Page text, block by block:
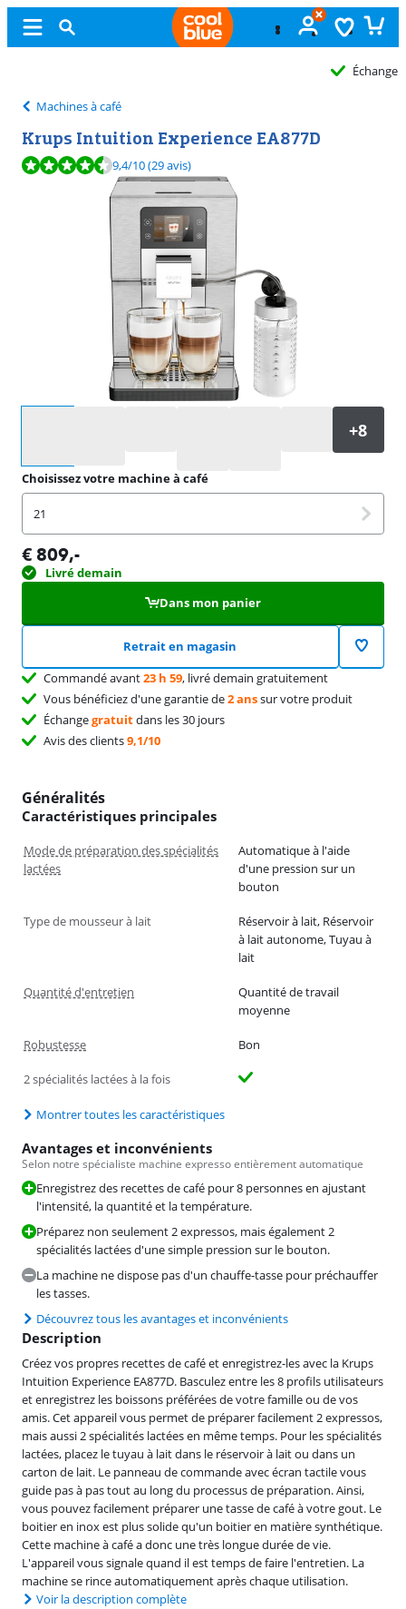
Machines à café
Krups Intuition Experience EA877D
La note est de 9,4 sur 10, basée sur 29 avis.
9,4/10(29 avis)
Choisissez votre machine à café
21
€ 809,-
Livré demain
Dans mon panier
Retrait en magasin
Commandé avant23 h 59, livré demain gratuitement
Vous bénéficiez d'une garantie de2 anssur votre produit
Échangegratuitdans les 30 jours
Avis des clients9,1/10
Généralités
Caractéristiques principales
Mode de préparation des spécialités
lactées
Automatique à l'aide
d'une pression sur un
bouton
Type de mousseur à lait
Réservoir à lait, Réservoir
à lait autonome, Tuyau à
lait
Quantité d'entretien
Quantité de travail
moyenne
Robustesse Bon
2 spécialités lactées à la fois
Montrer toutes les caractéristiques
Avantages et inconvénients
Selon notre spécialiste machine expresso entièrement automatique
Enregistrez des recettes de café pour 8 personnes en ajustant
l'intensité, la quantité et la température.
Préparez non seulement 2 expressos, mais également 2
spécialités lactées d'une simple pression sur le bouton.
La machine ne dispose pas d'un chauffe-tasse pour préchauffer
les tasses.
Découvrez tous les avantages et inconvénients
Description
Créez vos propres recettes de café et enregistrez-les avec la Krups
Intuition Experience EA877D. Basculez entre les 8 profils utilisateurs
et enregistrez les boissons préférées de votre famille ou de vos
amis. Cet appareil vous permet de préparer facilement 2 expressos,
mais aussi 2 spécialités lactées en même temps. Pour les spécialités
lactées, placez le tuyau à lait dans le réservoir à lait ou dans un
carton de lait. Le panneau de commande avec écran tactile vous
guide pas à pas tout au long du processus de préparation. Ainsi,
vous pouvez facilement préparer une tasse de café à votre gout. Le
boitier en inox est plus solide qu'un boitier en matière synthétique.
Cette machine à café a donc une très longue durée de vie.
L'appareil vous signale quand il est temps de faire l'entretien. La
machine se rince automatiquement après chaque utilisation.
Voir la description complète